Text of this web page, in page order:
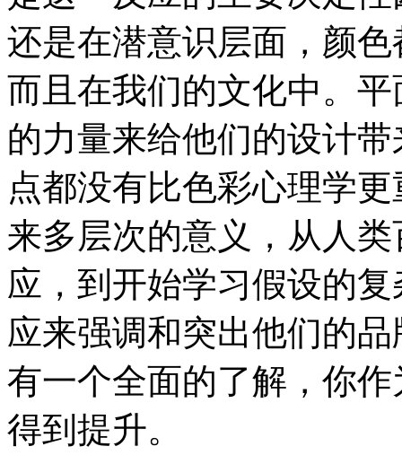
还是在潜意识层面，颜
而且在我们的文化中。
的力量来给他们的设计
点都没有比色彩心理学
来多层次的意义，从人
应，到开始学习假设的
应来强调和突出他们的
有一个全面的了解，你
得到提升。